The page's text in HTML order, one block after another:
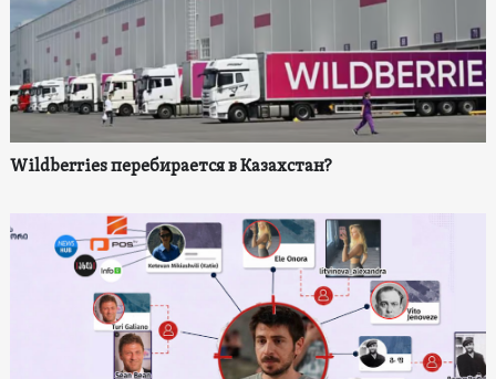
Wildberries перебирается в Казахстан?